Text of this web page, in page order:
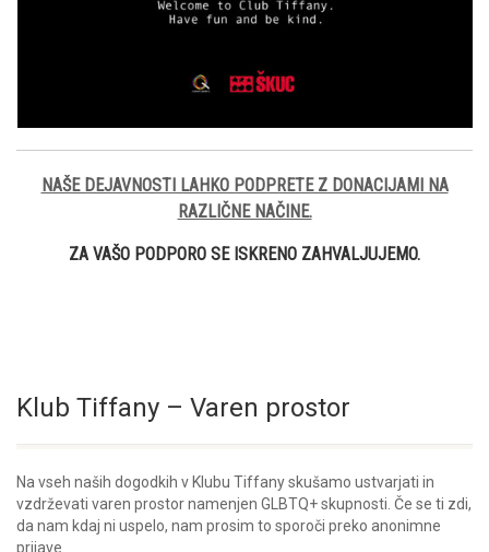
NAŠE DEJAVNOSTI LAHKO PODPRETE Z DONACIJAMI NA
RAZLIČNE NAČINE.
ZA VAŠO PODPORO SE ISKRENO ZAHVALJUJEMO.
Klub Tiffany – Varen prostor
Na vseh naših dogodkih v Klubu Tiffany skušamo ustvarjati in
vzdrževati varen prostor namenjen GLBTQ+ skupnosti. Če se ti zdi,
da nam kdaj ni uspelo, nam prosim to sporoči preko anonimne
prijave.